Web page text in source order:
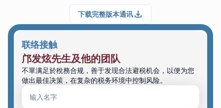
下载完整版本通讯
联络接触
邝发炫先生及他的团队
不單满足於稅務合规，善于发现合法避税机会，以便为您
做出最佳决策，在复杂的税务环境中控制风险。